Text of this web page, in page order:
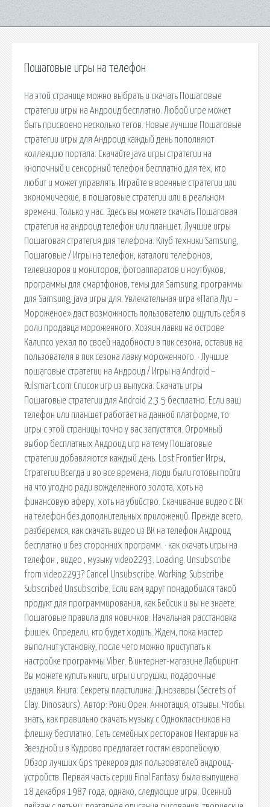
Пошаговые игры на телефон
На этой странице можно выбрать и скачать Пошаговые
стратегии игры на Андроид бесплатно. Любой игре может
быть присвоено несколько тегов. Новые лучшие Пошаговые
стратегии игры для Андроид каждый день пополняют
коллекцию портала. Скачайте java игры стратегии на
кнопочный и сенсорный телефон бесплатно для тех, кто
любит и может управлять. Играйте в военные стратегии или
экономические, в пошаговые стратегии или в реальном
времени. Только у нас. Здесь вы можете скачать Пошаговая
стратегия на андроид телефон или планшет. Лучшие игры
Пошаговая стратегия для телефона. Клуб техники Samsung,
Пошаговые / Игры на телефон, каталоги телефонов,
телевизоров и мониторов, фотоаппаратов и ноутбуков,
программы для смартфонов, темы для Samsung, программы
для Samsung, java игры для. Увлекательная игра «Папа Луи –
Мороженое» даст возможность пользователю ощутить себя в
роли продавца мороженного. Хозяин лавки на острове
Калипсо уехал по своей надобности в пик сезона, оставив на
пользователя в пик сезона лавку мороженного. · Лучшие
пошаговые стратегии на Андроид / Игры на Android –
Rulsmart.com Список игр из выпуска. Скачать игры
Пошаговые стратегии для Android 2.3.5 бесплатно. Если ваш
телефон или планшет работает на данной платформе, то
игры с этой страницы точно у вас запустятся. Огромный
выбор бесплатных Андроид игр на тему Пошаговые
стратегии добавляются каждый день. Lost Frontier Игры,
Стратегии Всегда и во все времена, люди были готовы пойти
на что угодно ради вожделенного золота, хоть на
финансовую аферу, хоть на убийство. Скачивание видео с ВК
на телефон без дополнительных приложений. Прежде всего,
разберемся, как скачать видео из ВК на телефон Андроид
бесплатно и без сторонних программ. · как скачать игры на
телефон , видео , музыку video2293. Loading. Unsubscribe
from video2293? Cancel Unsubscribe. Working. Subscribe
Subscribed Unsubscribe. Если вам вдруг понадобился такой
продукт для программирования, как Бейсик и вы не знаете.
Пошаговые правила для новичков. Начальная расстановка
фишек. Определи, кто будет ходить. Ждем, пока мастер
выполнит установку, после чего можно приступать к
настройке программы Viber. В интернет-магазине Лабиринт
Вы можете купить книги, игры и игрушки, подарочные
издания. Книга: Секреты пластилина. Динозавры (Secrets of
Clay. Dinosaurs). Автор: Рони Орен. Аннотация, отзывы. Чтобы
знать, как правильно скачать музыку с Одноклассников на
флешку бесплатно. Сеть семейных ресторанов Нектарин на
Звездной и в Кудрово предлагает гостям европейскую.
Обзор лучших Gps трекеров для пользователей андроид-
устройств. Первая часть серии Final Fantasy была выпущена
18 декабря 1987 года, однако, следующие игры. Осенний